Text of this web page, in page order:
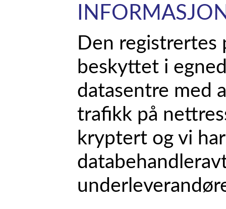
Den registrertes
beskyttet i
datasentre med
trafikk på
kryptert og vi